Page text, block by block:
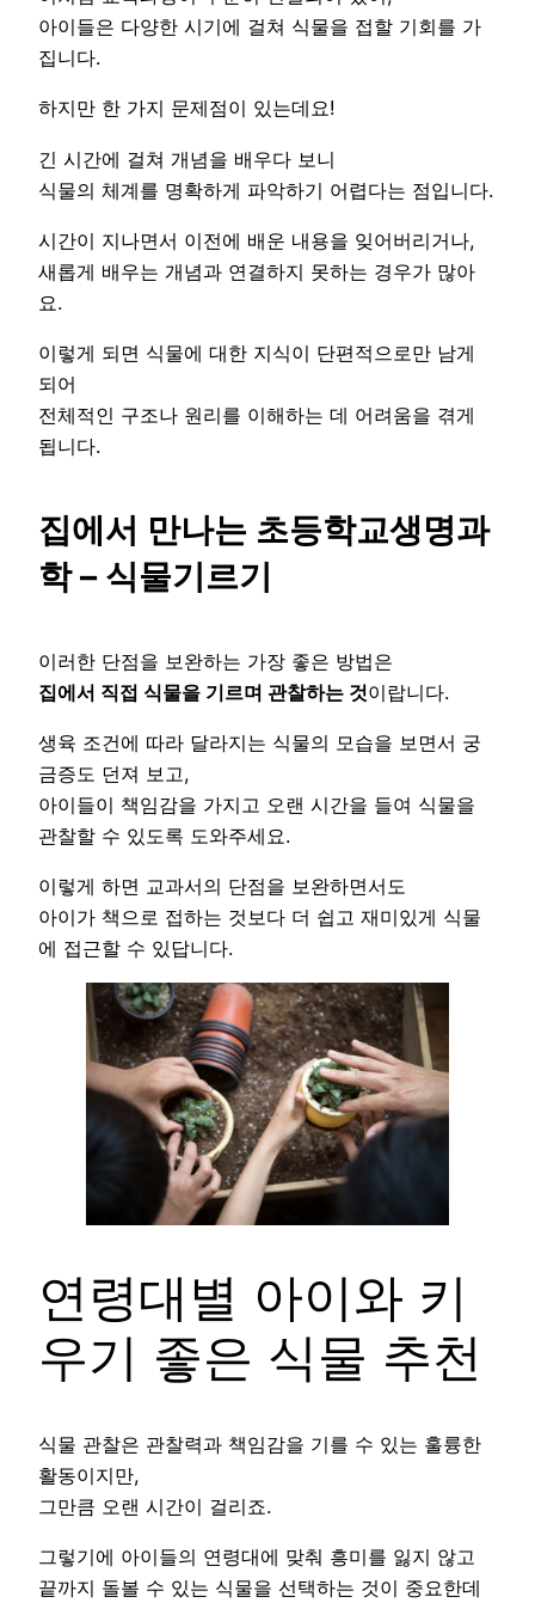
아이들은 다양한 시기에 걸쳐 식물을 접할 기회를 가
집니다.
하지만 한 가지 문제점이 있는데요!
긴 시간에 걸쳐 개념을 배우다 보니
식물의 체계를 명확하게 파악하기 어렵다는 점입니다.
시간이 지나면서 이전에 배운 내용을 잊어버리거나,
새롭게 배우는 개념과 연결하지 못하는 경우가 많아
요.
이렇게 되면 식물에 대한 지식이 단편적으로만 남게
되어
전체적인 구조나 원리를 이해하는 데 어려움을 겪게
됩니다.
집에서 만나는 초등학교생명과
학 – 식물기르기
이러한 단점을 보완하는 가장 좋은 방법은
집에서 직접 식물을 기르며 관찰하는 것이랍니다.
생육 조건에 따라 달라지는 식물의 모습을 보면서 궁
금증도 던져 보고,
아이들이 책임감을 가지고 오랜 시간을 들여 식물을
관찰할 수 있도록 도와주세요.
이렇게 하면 교과서의 단점을 보완하면서도
아이가 책으로 접하는 것보다 더 쉽고 재미있게 식물
에 접근할 수 있답니다.
연령대별 아이와 키
우기 좋은 식물 추천
식물 관찰은 관찰력과 책임감을 기를 수 있는 훌륭한
활동이지만,
그만큼 오랜 시간이 걸리죠.
그렇기에 아이들의 연령대에 맞춰 흥미를 잃지 않고
끝까지 돌볼 수 있는 식물을 선택하는 것이 중요한데